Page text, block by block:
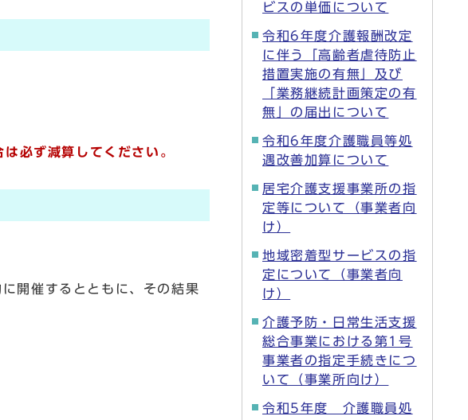
必ず減算してください。
開催するとともに、その結果
ビスの単価について
令和6年度介護報酬改定
に伴う「高齢者虐待防止
措置実施の有無」及び
「業務継続計画策定の有
無」の届出について
令和6年度介護職員等処
遇改善加算について
居宅介護支援事業所の指
定等について（事業者向
け）
地域密着型サービスの指
定について（事業者向
け）
介護予防・日常生活支援
総合事業における第1号
事業者の指定手続きにつ
いて（事業所向け）
令和5年度 介護職員処